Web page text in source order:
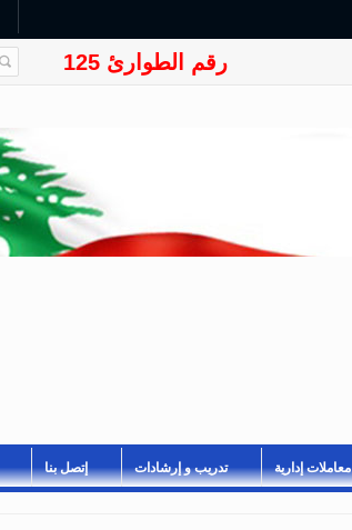
رقم الطوارئ 125
معاملات إدارية تدريب و إرشادات إتصل بنا